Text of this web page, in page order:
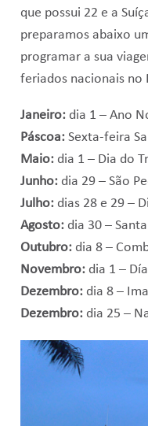
que possui 22 e a
preparamos abaixo
programar a sua
feriados nacionais no
Janeiro:dia 1 – Ano
Páscoa:Sexta-feira
Maio:dia 1 – Dia do
Junho:dia 29 – São
Julho:dias 28 e 29 –
Agosto:dia 30 –
Outubro:dia 8 –
Novembro:dia 1 –
Dezembro:dia 8 –
Dezembro:dia 25 –